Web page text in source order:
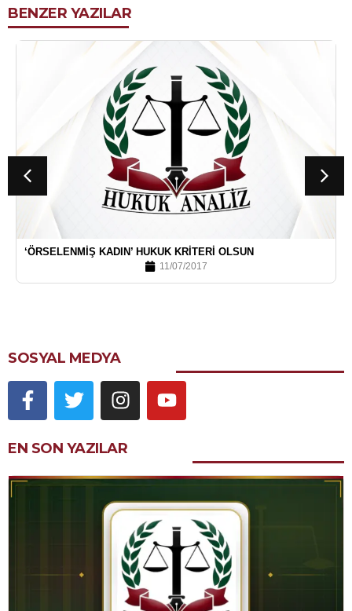
BENZER YAZILAR
‘ÖRSELENMIŞ KADIN’ HUKUK KRITERI OLSUN
11/07/2017
SOSYAL MEDYA
EN SON YAZILAR